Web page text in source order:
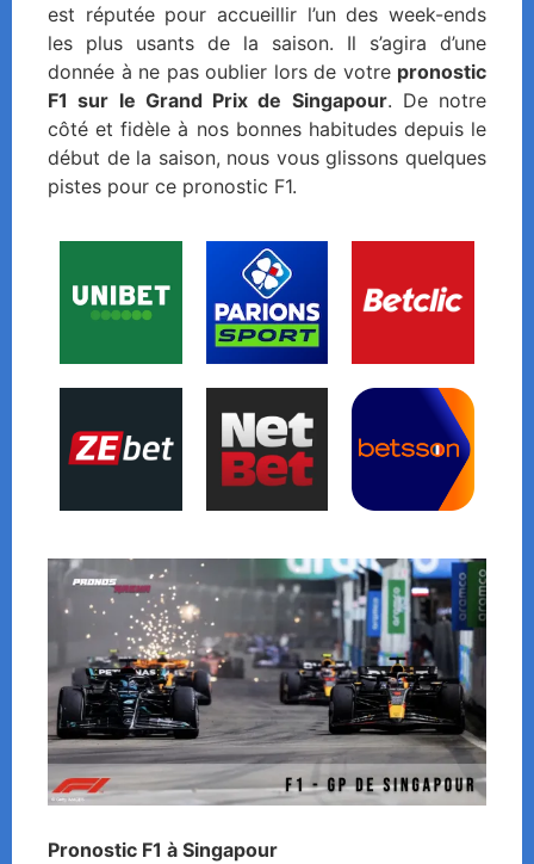
est réputée pour accueillir l’un des week-ends
les plus usants de la saison. Il s’agira d’une
donnée à ne pas oublier lors de votre pronostic
F1 sur le Grand Prix de Singapour. De notre
côté et fidèle à nos bonnes habitudes depuis le
début de la saison, nous vous glissons quelques
pistes pour ce pronostic F1.
Pronostic F1 à Singapour